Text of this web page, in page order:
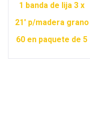
1 banda de lija 3 x
21′ p/madera grano
60 en paquete de 5